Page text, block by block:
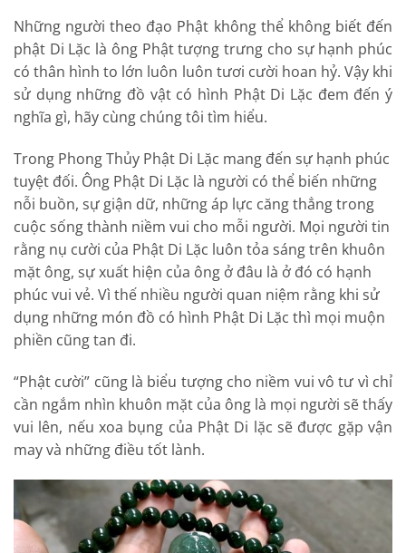
Những người theo đạo Phật không thể không biết đến
phật Di Lặc là ông Phật tượng trưng cho sự hạnh phúc
có thân hình to lớn luôn luôn tươi cười hoan hỷ. Vậy khi
sử dụng những đồ vật có hình Phật Di Lặc đem đến ý
nghĩa gì, hãy cùng chúng tôi tìm hiểu.
Trong Phong Thủy Phật Di Lặc mang đến sự hạnh phúc
tuyệt đối. Ông Phật Di Lặc là người có thể biến những
nỗi buồn, sự giận dữ, những áp lực căng thẳng trong
cuộc sống thành niềm vui cho mỗi người. Mọi người tin
rằng nụ cười của Phật Di Lặc luôn tỏa sáng trên khuôn
mặt ông, sự xuất hiện của ông ở đâu là ở đó có hạnh
phúc vui vẻ. Vì thế nhiều người quan niệm rằng khi sử
dụng những món đồ có hình Phật Di Lặc thì mọi muộn
phiền cũng tan đi.
“Phật cười” cũng là biểu tượng cho niềm vui vô tư vì chỉ
cần ngắm nhìn khuôn mặt của ông là mọi người sẽ thấy
vui lên, nếu xoa bụng của Phật Di lặc sẽ được gặp vận
may và những điều tốt lành.